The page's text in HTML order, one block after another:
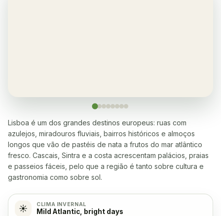
Sim, muitos a 5-10 min a pé
✓ Máquina de lavar roupa
Lisboa é um dos grandes destinos europeus: ruas com
azulejos, miradouros fluviais, bairros históricos e almoços
longos que vão de pastéis de nata a frutos do mar atlântico
fresco. Cascais, Sintra e a costa acrescentam palácios, praias
e passeios fáceis, pelo que a região é tanto sobre cultura e
gastronomia como sobre sol.
☀️ CLIMA INVERNAL
Mild Atlantic, bright days